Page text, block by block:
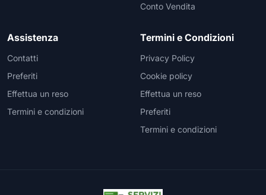
Conto Vendita
Assistenza
Contatti
Preferiti
Effettua un reso
Termini e condizioni
Termini e Condizioni
Privacy Policy
Cookie policy
Effettua un reso
Preferiti
Termini e condizioni